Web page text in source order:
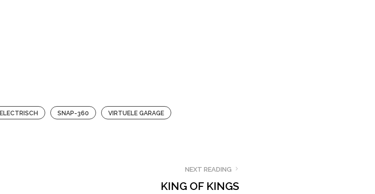
ELECTRISCH SNAP-360 VIRTUELE GARAGE
NEXT READING
KING OF KINGS